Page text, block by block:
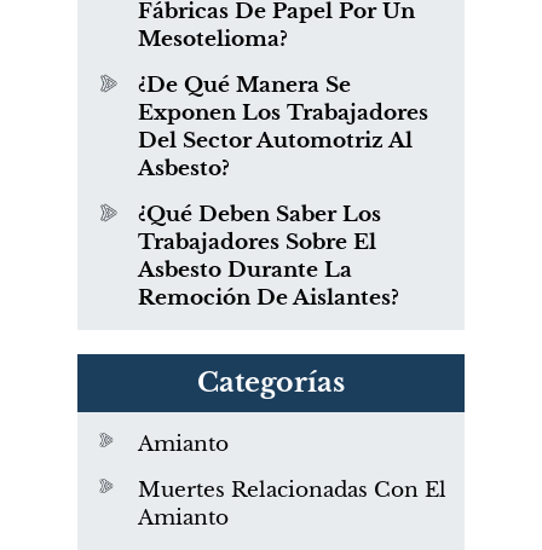
Fábricas De Papel Por Un
Mesotelioma?
¿De Qué Manera Se
Exponen Los Trabajadores
Del Sector Automotriz Al
Asbesto?
¿Qué Deben Saber Los
Trabajadores Sobre El
Asbesto Durante La
Remoción De Aislantes?
Categorías
Amianto
Muertes Relacionadas Con El
Amianto